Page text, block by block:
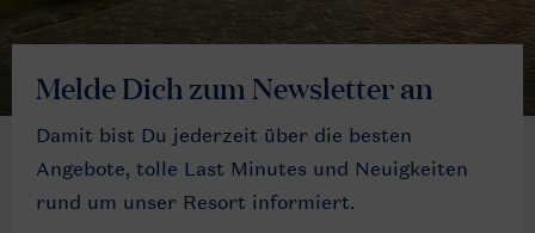
Melde Dich zum Newsletter an
Damit bist Du jederzeit über die besten
Angebote, tolle Last Minutes und Neuigkeiten
rund um unser Resort informiert.